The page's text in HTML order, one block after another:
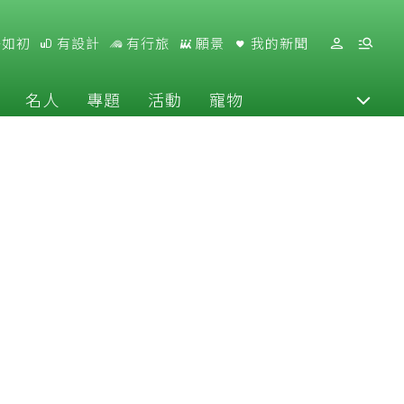
初 有設計 有行旅 願景 我的新聞
名人 專題 活動 寵物